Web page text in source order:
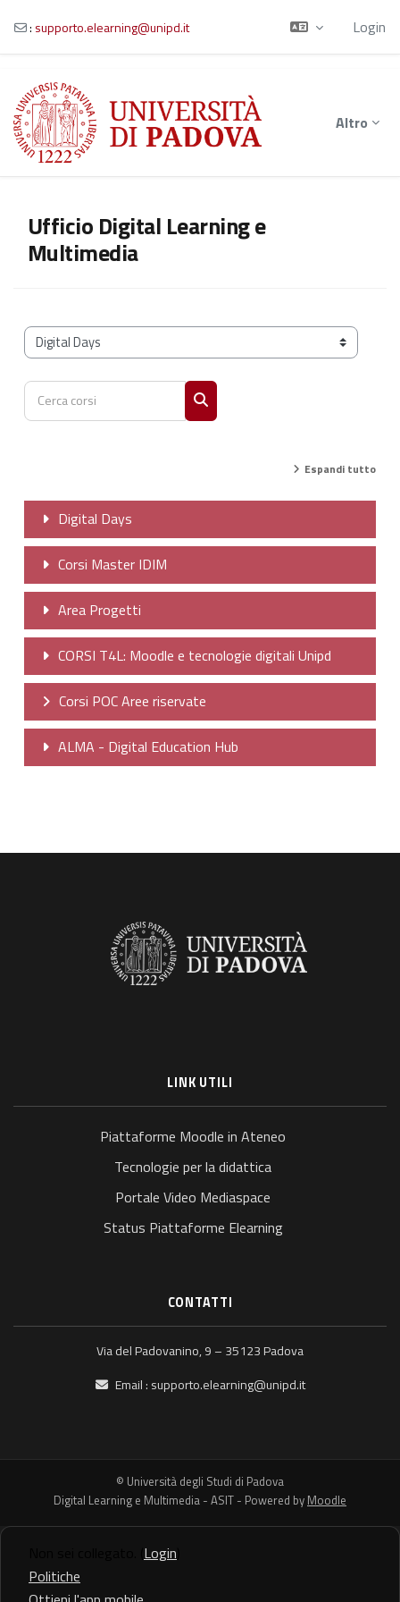
Vai al contenuto principale
: supporto.elearning@unipd.it Login
Altro
Ufficio Digital Learning e
Multimedia
Categorie di corso
Cerca corsi
Cerca corsi
Espandi tutto
Digital Days
Corsi Master IDIM
Area Progetti
CORSI T4L: Moodle e tecnologie digitali Unipd
Corsi POC Aree riservate
ALMA - Digital Education Hub
LINK UTILI
Piattaforme Moodle in Ateneo
Tecnologie per la didattica
Portale Video Mediaspace
Status Piattaforme Elearning
CONTATTI
Via del Padovanino, 9 – 35123 Padova
Email : supporto.elearning@unipd.it
© Università degli Studi di Padova
Digital Learning e Multimedia - ASIT - Powered by Moodle
Login
Politiche